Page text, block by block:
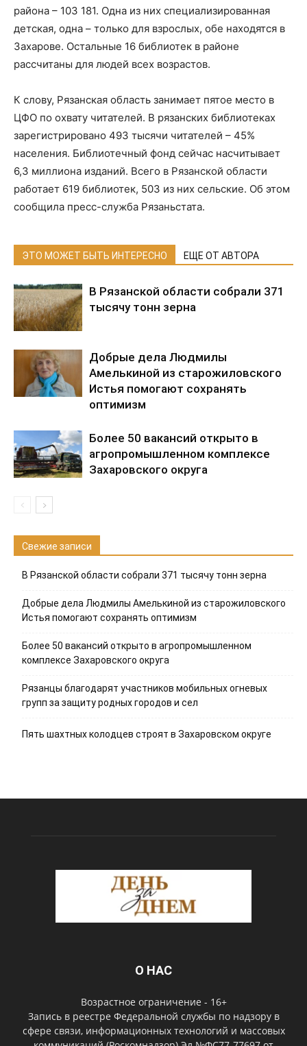
района – 103 181. Одна из них специализированная
детская, одна – только для взрослых, обе находятся в
Захарове. Остальные 16 библиотек в районе
рассчитаны для людей всех возрастов.
К слову, Рязанская область занимает пятое место в
ЦФО по охвату читателей. В рязанских библиотеках
зарегистрировано 493 тысячи читателей – 45%
населения. Библиотечный фонд сейчас насчитывает
6,3 миллиона изданий. Всего в Рязанской области
работает 619 библиотек, 503 из них сельские. Об этом
сообщила пресс-служба Рязаньстата.
ЭТО МОЖЕТ БЫТЬ ИНТЕРЕСНО ЕЩЕ ОТ АВТОРА
В Рязанской области собрали 371
тысячу тонн зерна
Добрые дела Людмилы
Амелькиной из старожиловского
Истья помогают сохранять
оптимизм
Более 50 вакансий открыто в
агропромышленном комплексе
Захаровского округа
Свежие записи
В Рязанской области собрали 371 тысячу тонн зерна
Добрые дела Людмилы Амелькиной из старожиловского
Истья помогают сохранять оптимизм
Более 50 вакансий открыто в агропромышленном
комплексе Захаровского округа
Рязанцы благодарят участников мобильных огневых
групп за защиту родных городов и сел
Пять шахтных колодцев строят в Захаровском округе
О НАС
Возрастное ограничение - 16+
Запись в реестре Федеральной службы по надзору в
сфере связи, информационных технологий и массовых